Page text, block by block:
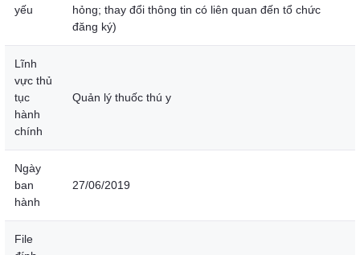
yếu
hỏng; thay đổi thông tin có liên quan đến tổ chức
đăng ký)
Lĩnh
vực thủ
tục
hành
chính
Quản lý thuốc thú y
Ngày
ban
hành
27/06/2019
File